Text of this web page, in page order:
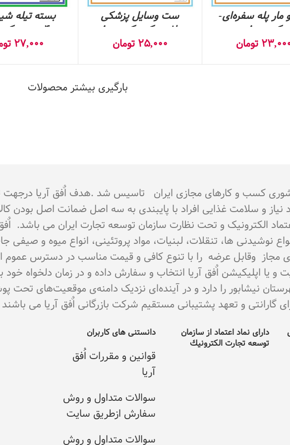
مار پله سفره‌ای-
کد 8000
تومان
ست وسایل پزشکی
پلاستیکی- کد 8000
25,000 تومان
بسته تیله‌
40عددی- کد 8000
27,000
بارگیری بیشتر محصولات
مجوز از اتحادیه کشوری کسب و کارهای مجازی ایران تاسیس شد .هدف اٌفق
نیاز و سلامت غذایی افراد با پایبندی به سه اصل ضمانت اصل بودن
الکترونیک و تحت نظارت سازمان توسعه تجارت ایران می باشد.
نوشیدنی ها، تنقلات، لبنیات، مواد پروتئینی، انواع میوه و
مجاز وقابل عرضه را با تنوع کافی و قیمت مناسب در دسترس عموم
و یا اپلیکیشن اٌفق آریا انتخاب و سفارش داده و در زمان دلخواه
نیشابور را دارد و در آینده‌ای نزدیک دامنه‌ی موقعیت‌های تحت
و تعهد پشتیبانی مستقیم شرکت بازرگانی اٌفق آریا می باشند . تلفن
دارای نماد اعتماد از سازمان
توسعه تجارت الکترونيك
دانستنی های کاربران
قوانین و مقررات اُفق
آریا
سوالات متداول و روش
سفارش ازطریق سایت
سوالات متداول و روش